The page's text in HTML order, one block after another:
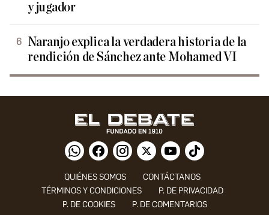
y jugador
Naranjo explica la verdadera historia de la
rendición de Sánchez ante Mohamed VI
QUIÉNES SOMOS
CONTÁCTANOS
TÉRMINOS Y CONDICIONES
P. DE PRIVACIDAD
P. DE COOKIES
P. DE COMENTARIOS